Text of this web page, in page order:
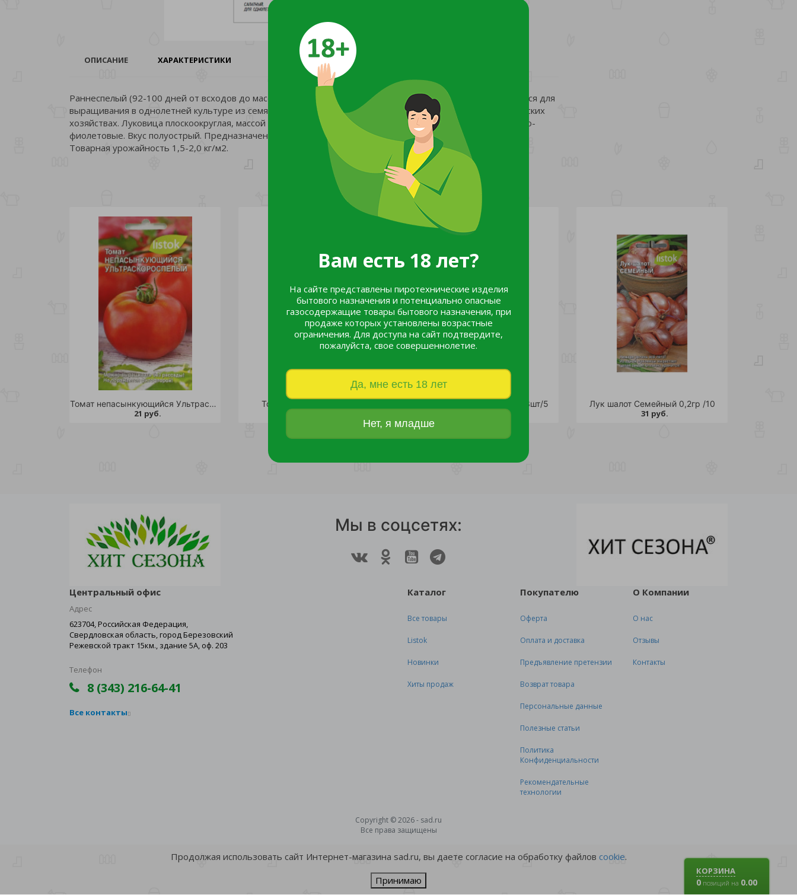
Вам есть 18 лет?
На сайте представлены пиротехнические изделия
бытового назначения и потенциально опасные
газосодержащие товары бытового назначения, при
продаже которых установлены возрастные
ограничения. Для доступа на сайт подтвердите,
пожалуйста, свое совершеннолетие.
Да, мне есть 18 лет
Нет, я младше
ОПИСАНИЕ ХАРАКТЕРИСТИКИ
Раннеспелый (92-100 дней от всходов до массового полегания и пожелтения листьев) сорт. Рекомендуется для
выращивания в однолетней культуре из семян на садово-огородных участках, в приусадебных и фермерских
хозяйствах. Луковица плоскоокруглая, массой 18-24 г. Сухие чешуи красного цвета, сочные чешуи – светло-
фиолетовые. Вкус полуострый. Предназначен для употребления в свежем виде, домашней кулинарии.
Товарная урожайность 1,5-2,0 кг/м2.
Томат непасынкующийся Ультраскороспелый 20шт /10
21 руб.
Томат Герман F1 10шт /10 Томат Черри Без кожи F1 3шт/5 Лук шалот Семейный 0,2гр /10
31 руб.
КОРЗИНА
0 позиций на 0.00
Мы в соцсетях:
Центральный офис
Адрес
623704, Российская Федерация,
Свердловская область, город Березовский
Режевской тракт 15км., здание 5А, оф. 203
Телефон
8 (343) 216-64-41
Все контакты
Каталог
Все товары
Listok
Новинки
Хиты продаж
Покупателю
Оферта
Оплата и доставка
Предъявление претензии
Возврат товара
Персональные данные
Полезные статьи
Политика
Конфиденциальности
Рекомендательные
технологии
О Компании
О нас
Отзывы
Контакты
Copyright © 2026 - sad.ru
Все права защищены
Продолжая использовать сайт Интернет-магазина sad.ru, вы даете согласие на обработку файлов cookie.
Принимаю